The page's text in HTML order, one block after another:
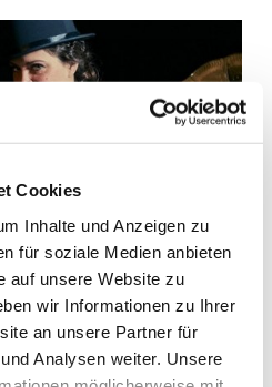
Cookies
Inhalte und Anzeigen zu
für soziale Medien anbieten
auf unsere Website zu
wir Informationen zu Ihrer
an unsere Partner für
Analysen weiter. Unsere